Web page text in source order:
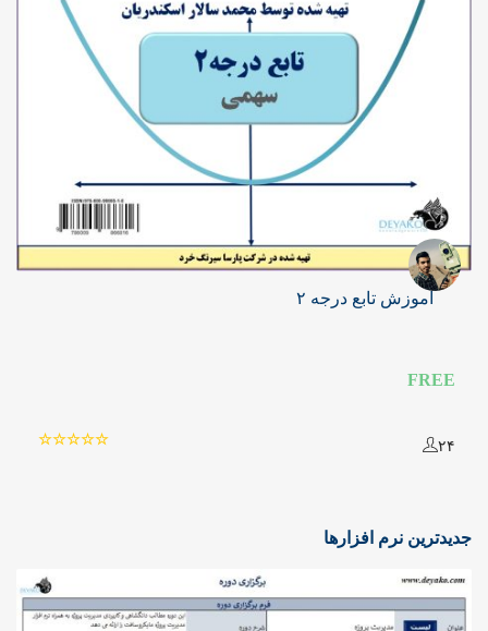
آموزش تابع درجه ۲
FREE
۲۴
جدیدترین نرم افزارها